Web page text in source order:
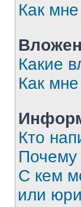
Как мне
Какие
Как
Кто
Почему
С кем
или